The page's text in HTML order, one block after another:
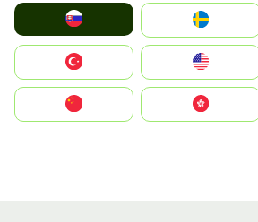
United States
中國香港特別行政區